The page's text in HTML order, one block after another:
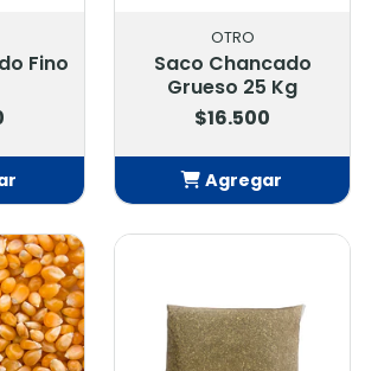
Fino
OTRO
Saco Chancado
Grueso 25 Kg
$16.500
Agregar